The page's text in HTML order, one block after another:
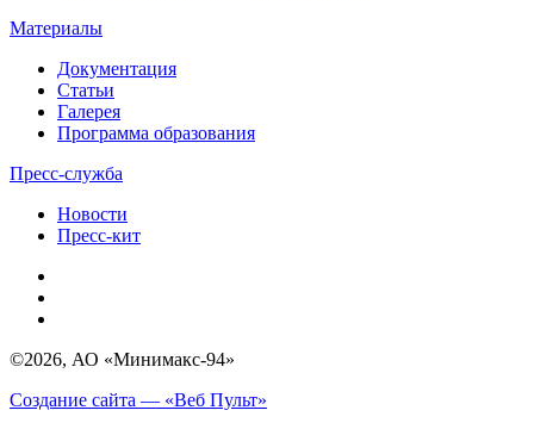
Материалы
Документация
Статьи
Галерея
Программа образования
Пресс-служба
Новости
Пресс-кит
©2026, АО «Минимакс-94»
Создание сайта — «Веб Пульт»